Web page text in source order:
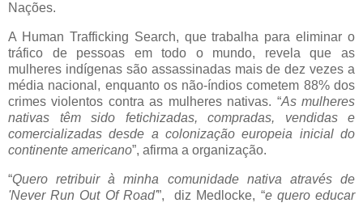
Nações.
A Human Trafficking Search, que trabalha para eliminar o
tráfico de pessoas em todo o mundo, revela que as
mulheres indígenas são assassinadas mais de dez vezes a
média nacional, enquanto os não-índios cometem 88% dos
crimes violentos contra as mulheres nativas. “As mulheres
nativas têm sido fetichizadas, compradas, vendidas e
comercializadas desde a colonização europeia inicial do
continente americano”, afirma a organização.
“Quero retribuir à minha comunidade nativa através de
'Never Run Out Of Road'”, diz Medlocke, “e quero educar